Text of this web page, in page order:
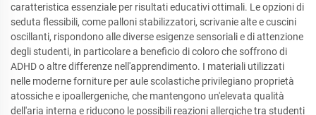
caratteristica essenziale per risultati educativi ottimali. Le opzioni di
seduta flessibili, come palloni stabilizzatori, scrivanie alte e cuscini
oscillanti, rispondono alle diverse esigenze sensoriali e di attenzione
degli studenti, in particolare a beneficio di coloro che soffrono di
ADHD o altre differenze nell'apprendimento. I materiali utilizzati
nelle moderne forniture per aule scolastiche privilegiano proprietà
atossiche e ipoallergeniche, che mantengono un'elevata qualità
dell'aria interna e riducono le possibili reazioni allergiche tra studenti